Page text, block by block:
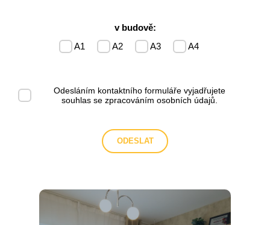
v budově:
A1 A2 A3 A4
Odesláním kontaktního formuláře vyjadřujete
souhlas se zpracováním osobních údajů